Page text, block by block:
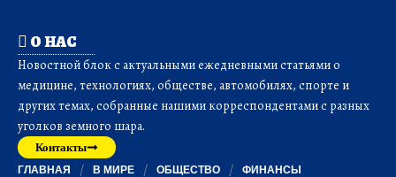
О НАС
Новостной блок с актуальными ежедневными статьями о
медицине, технологиях, обществе, автомобилях, спорте и
других темах, собранные нашими корреспондентами с разных
уголков земного шара.
Контакты
ГЛАВНАЯ В МИРЕ ОБЩЕСТВО
ФИНАНСЫ